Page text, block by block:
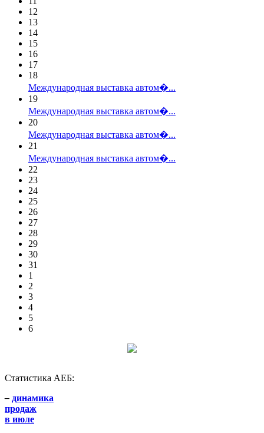
12
13
14
15
16
17
18
Международная выставка автом�...
19
Международная выставка автом�...
20
Международная выставка автом�...
21
Международная выставка автом�...
22
23
24
25
26
27
28
29
30
31
1
2
3
4
5
6
Статистика АЕБ:
– динамика
продаж
в июле